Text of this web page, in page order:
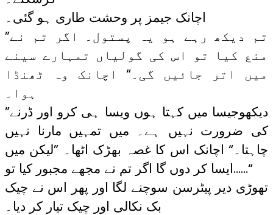
اچانک جیمز پر وحشت طاری ہو گئی۔
”تم دیکھ رہے ہو یہ پستول۔ اگر تم نے
منع کیا تو اس کی گولیاں تمہارے سینے
میں اتر جائیں گی۔“ اچانک وہ ٹھنڈا
ہوا۔
”دیکھوجیسا میں کہتا ہوں ویسا ہی کرو اور ڈرنے
کی ضرورت نہیں ہے۔ میں تمہیں مارنا نہیں
چاہتا۔“ اچانک اس کا غصہ بھڑک اٹھا۔ ”لیکن میں
ایسا کر دوں گا اگر تم نے مجھے مجبور کیا تو……“
تھوڑی دیر پیٹرسن سوچنے لگا اور پھر اس نے چیک
بک نکالی اور چیک تیار کر دیا۔